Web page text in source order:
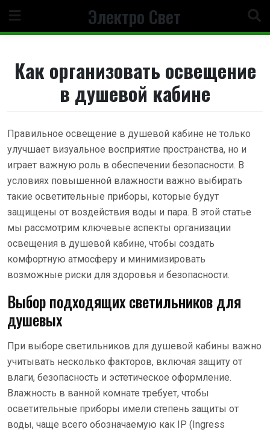
содержанию
Электро Свет
Как организовать освещение
в душевой кабине
Правильное освещение в душевой кабине не только
улучшает визуальное восприятие пространства, но и
играет важную роль в обеспечении безопасности. В
условиях повышенной влажности важно выбирать
такие осветительные приборы, которые будут
защищены от воздействия воды и пара. В этой статье
мы рассмотрим ключевые аспекты организации
освещения в душевой кабине, чтобы создать
комфортную атмосферу и минимизировать
возможные риски для здоровья и безопасности.
Выбор подходящих светильников для
душевых
При выборе светильников для душевой кабины важно
учитывать несколько факторов, включая защиту от
влаги, безопасность и эстетическое оформление.
Влажность в ванной комнате требует, чтобы
осветительные приборы имели степень защиты от
воды, чаще всего обозначаемую как IP (Ingress